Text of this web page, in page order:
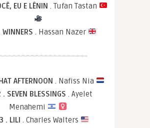
EU E LÊNIN . Tufan Tastan
. Hassan Nazer
AFTERNOON . Nafiss Nia
SEVEN BLESSINGS . Ayelet
Menahemi
. LILI . Charles Walters